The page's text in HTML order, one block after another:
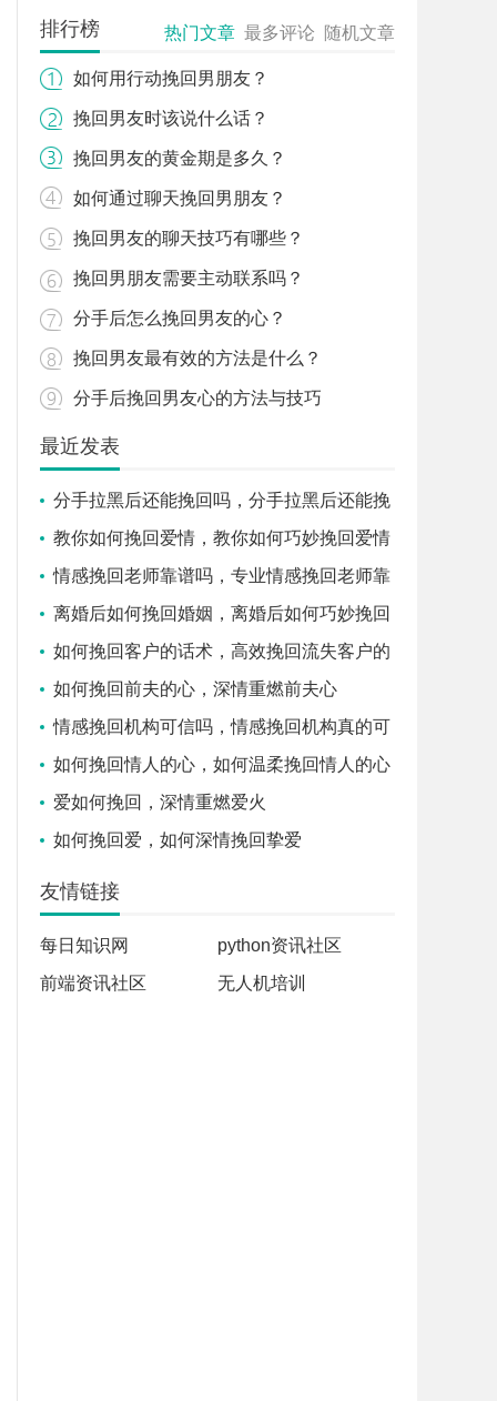
排行榜 热门文章 最多评论 随机文章
如何用行动挽回男朋友？
挽回男友时该说什么话？
挽回男友的黄金期是多久？
如何通过聊天挽回男朋友？
挽回男友的聊天技巧有哪些？
挽回男朋友需要主动联系吗？
分手后怎么挽回男友的心？
挽回男友最有效的方法是什么？
分手后挽回男友心的方法与技巧
最近发表
分手拉黑后还能挽回吗，分手拉黑后还能挽
回吗
教你如何挽回爱情，教你如何巧妙挽回爱情
情感挽回老师靠谱吗，专业情感挽回老师靠
谱吗
离婚后如何挽回婚姻，离婚后如何巧妙挽回
婚姻
如何挽回客户的话术，高效挽回流失客户的
沟通话术
如何挽回前夫的心，深情重燃前夫心
情感挽回机构可信吗，情感挽回机构真的可
信吗
如何挽回情人的心，如何温柔挽回情人的心
爱如何挽回，深情重燃爱火
如何挽回爱，如何深情挽回挚爱
友情链接
每日知识网
python资讯社区
前端资讯社区
无人机培训